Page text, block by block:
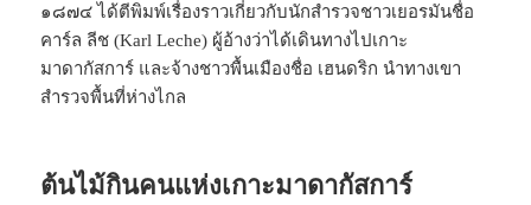
๑๘๗๔ ได้ตีพิมพ์เรื่องราวเกี่ยวกับนักสำรวจชาวเยอรมันชื่อ
คาร์ล ลีช (Karl Leche) ผู้อ้างว่าได้เดินทางไปเกาะ
มาดากัสการ์ และจ้างชาวพื้นเมืองชื่อ เฮนดริก นำทางเขา
สำรวจพื้นที่ห่างไกล
ต้นไม้กินคนแห่งเกาะมาดากัสการ์